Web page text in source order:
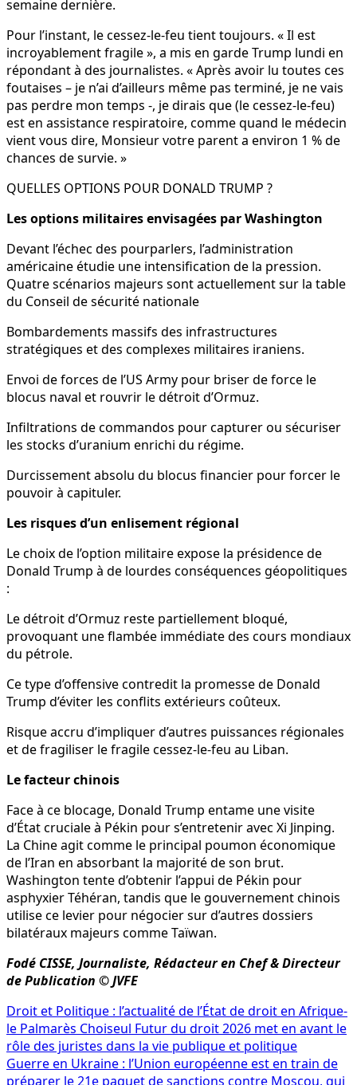
semaine dernière.
Pour l’instant, le cessez-le-feu tient toujours. « Il est
incroyablement fragile », a mis en garde Trump lundi en
répondant à des journalistes. « Après avoir lu toutes ces
foutaises – je n’ai d’ailleurs même pas terminé, je ne vais
pas perdre mon temps -, je dirais que (le cessez-le-feu)
est en assistance respiratoire, comme quand le médecin
vient vous dire, Monsieur votre parent a environ 1 % de
chances de survie. »
QUELLES OPTIONS POUR DONALD TRUMP ?
Les options militaires envisagées par Washington
Devant l’échec des pourparlers, l’administration
américaine étudie une intensification de la pression.
Quatre scénarios majeurs sont actuellement sur la table
du Conseil de sécurité nationale
Bombardements massifs des infrastructures
stratégiques et des complexes militaires iraniens.
Envoi de forces de l’US Army pour briser de force le
blocus naval et rouvrir le détroit d’Ormuz.
Infiltrations de commandos pour capturer ou sécuriser
les stocks d’uranium enrichi du régime.
Durcissement absolu du blocus financier pour forcer le
pouvoir à capituler.
Les risques d’un enlisement régional
Le choix de l’option militaire expose la présidence de
Donald Trump à de lourdes conséquences géopolitiques
:
Le détroit d’Ormuz reste partiellement bloqué,
provoquant une flambée immédiate des cours mondiaux
du pétrole.
Ce type d’offensive contredit la promesse de Donald
Trump d’éviter les conflits extérieurs coûteux.
Risque accru d’impliquer d’autres puissances régionales
et de fragiliser le fragile cessez-le-feu au Liban.
Le facteur chinois
Face à ce blocage, Donald Trump entame une visite
d’État cruciale à Pékin pour s’entretenir avec Xi Jinping.
La Chine agit comme le principal poumon économique
de l’Iran en absorbant la majorité de son brut.
Washington tente d’obtenir l’appui de Pékin pour
asphyxier Téhéran, tandis que le gouvernement chinois
utilise ce levier pour négocier sur d’autres dossiers
bilatéraux majeurs comme Taïwan.
Fodé CISSE, Journaliste, Rédacteur en Chef & Directeur
de Publication © JVFE
Navigation
de
l’article
Droit et Politique : l’actualité de l’État de droit en Afrique-
le Palmarès Choiseul Futur du droit 2026 met en avant le
rôle des juristes dans la vie publique et politique
Guerre en Ukraine : l’Union européenne est en train de
préparer le 21e paquet de sanctions contre Moscou, qui